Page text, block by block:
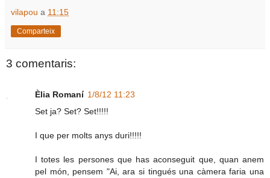
vilapou a 11:15
Comparteix
3 comentaris:
Èlia Romaní 1/8/12 11:23
Set ja? Set? Set!!!!!
I que per molts anys duri!!!!!
I totes les persones que has aconseguit que, quan anem
pel món, pensem "Ai, ara si tingués una càmera faria una